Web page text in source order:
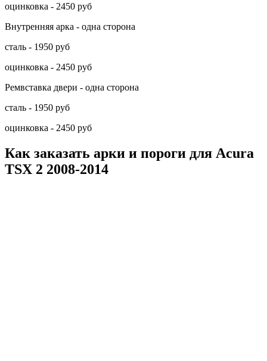
оцинковка - 2450 руб
Внутренняя арка - одна сторона
сталь - 1950 руб
оцинковка - 2450 руб
Ремвставка двери - одна сторона
сталь - 1950 руб
оцинковка - 2450 руб
Как заказать арки и пороги для Acura
TSX 2 2008-2014